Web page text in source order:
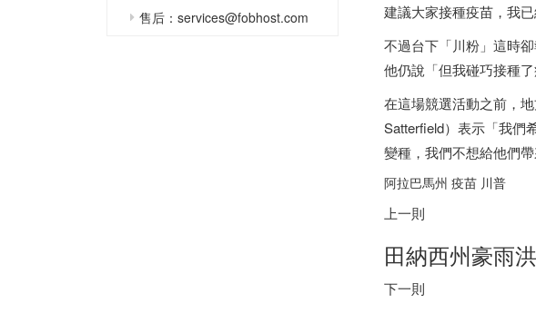
售后：services@fobhost.com
建議大家接種疫苗，我
不過台下「川粉」這時
他仍說「但我碰巧接種
在這場競選活動之前，
Satterfield）表示「我們
變種，我們不想給他們帶
阿拉巴馬州 疫苗 川普
上一則
田納西州豪雨
下一則